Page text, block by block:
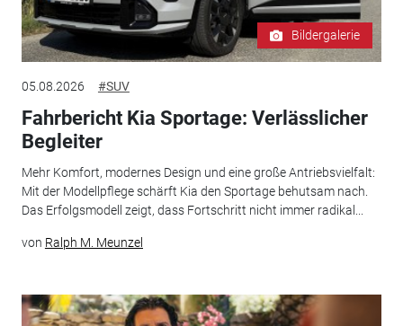
Bildergalerie
05.08.2026 #SUV
Fahrbericht Kia Sportage: Verlässlicher
Begleiter
Mehr Komfort, modernes Design und eine große Antriebsvielfalt:
Mit der Modellpflege schärft Kia den Sportage behutsam nach.
Das Erfolgsmodell zeigt, dass Fortschritt nicht immer radikal...
von Ralph M. Meunzel